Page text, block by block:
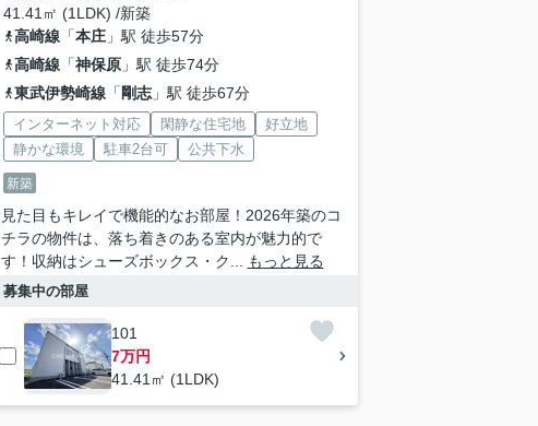
41.41㎡ (1LDK) /新築
高崎線「本庄」駅 徒歩57分
高崎線「神保原」駅 徒歩74分
東武伊勢崎線「 剛志」駅 徒歩67分
インターネット対応 閑静な住宅地
好立地
静かな環境
駐車2台可 公共下水
新築
見た目もキレイで機能的なお部屋！2026年築のコ
チラの物件は、落ち着きのある室内が魅力的で
す！収納はシューズボックス・ク...
もっと見る
募集中の部屋
101
7万円
41.41㎡ (1LDK)